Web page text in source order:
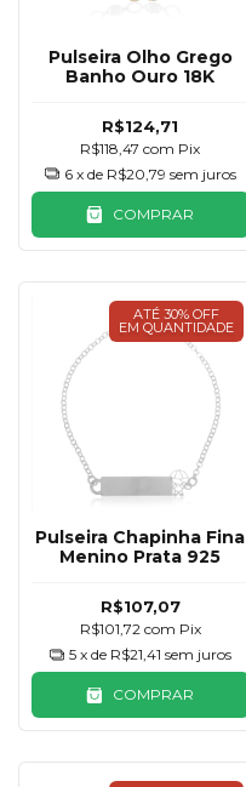
Pulseira Olho Grego
Banho Ouro 18K
R$124,71
R$118,47com Pix
6 x de R$20,79 sem juros
COMPRAR
ATÉ 30% OFF
EM QUANTIDADE
Pulseira Chapinha Fina
Menino Prata 925
R$107,07
R$101,72 com Pix
5 x de R$21,41 sem juros
COMPRAR